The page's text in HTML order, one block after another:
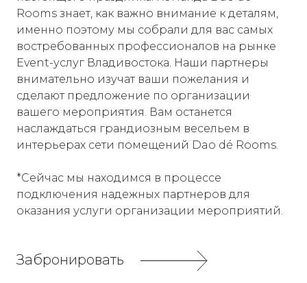
Rooms знает, как важно внимание к деталям,
именно поэтому мы собрали для вас самых
востребованных профессионалов на рынке
Event-услуг Владивостока. Наши партнеры
внимательно изучат ваши пожелания и
сделают предложение по организации
вашего мероприятия. Вам останется
наслаждаться грандиозным весельем в
интерьерах сети помещений Dao dé Rooms.
*Сейчас мы находимся в процессе
подключения надежных партнеров для
оказания услуги организации мероприятий.
Забронировать